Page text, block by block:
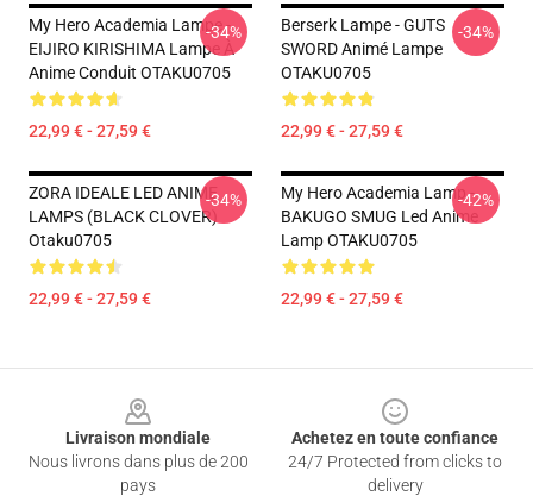
My Hero Academia Lampe -
EIJIRO KIRISHIMA Lampe À
Anime Conduit OTAKU0705
22,99 € - 27,59 €
-34%
Berserk Lampe - GUTS
SWORD Animé Lampe
OTAKU0705
22,99 € - 27,59 €
-34%
ZORA IDEALE LED ANIME
LAMPS (BLACK CLOVER)
Otaku0705
22,99 € - 27,59 €
-34%
My Hero Academia Lamp -
BAKUGO SMUG Led Anime
Lamp OTAKU0705
22,99 € - 27,59 €
-42%
Livraison mondiale
Nous livrons dans plus de 200
pays
Achetez en toute confiance
24/7 Protected from clicks to
delivery